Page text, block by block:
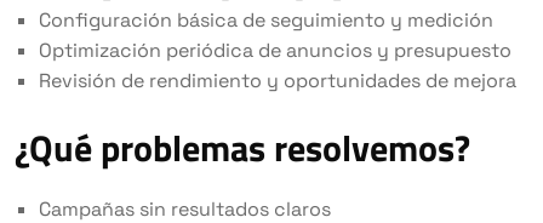
Configuración básica de seguimiento y medición
Optimización periódica de anuncios y presupuesto
Revisión de rendimiento y oportunidades de mejora
¿Qué problemas resolvemos?
Campañas sin resultados claros